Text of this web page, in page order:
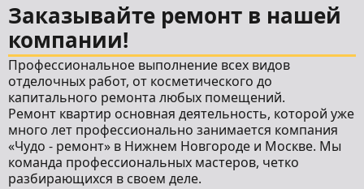
Заказывайте ремонт в нашей
компании!
Профессиональное выполнение всех видов
отделочных работ, от косметического до
капитального ремонта любых помещений.
Ремонт квартир основная деятельность, которой уже
много лет профессионально занимается компания
«Чудо - ремонт» в Нижнем Новгороде и Москве. Мы
команда профессиональных мастеров, четко
разбирающихся в своем деле.